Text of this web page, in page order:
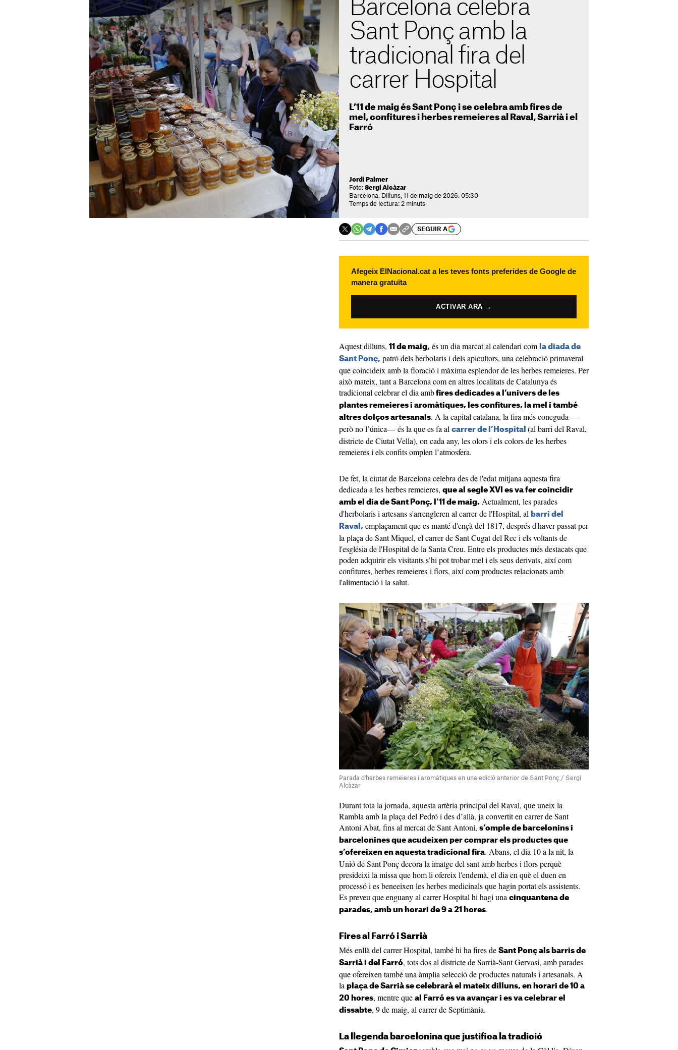
Barcelona celebra
Sant Ponç amb la
tradicional fira del
carrer Hospital
L’11 de maig és Sant Ponç i se celebra amb fires de
mel, confitures i herbes remeieres al Raval, Sarrià i el
Farró
Jordi Palmer
Foto: Sergi Alcàzar
Barcelona. Dilluns, 11 de maig de 2026. 05:30
Temps de lectura: 2 minuts
SEGUIR A
Afegeix ElNacional.cat a les teves fonts preferides de Google de
manera gratuïta
ACTIVAR ARA →
Aquest dilluns, 11 de maig, és un dia marcat al calendari com la diada de
Sant Ponç, patró dels herbolaris i dels apicultors, una celebració primaveral
que coincideix amb la floració i màxima esplendor de les herbes remeieres. Per
això mateix, tant a Barcelona com en altres localitats de Catalunya és
tradicional celebrar el dia amb fires dedicades a l’univers de les
plantes remeieres i aromàtiques, les confitures, la mel i també
altres dolços artesanals. A la capital catalana, la fira més coneguda —
però no l’única— és la que es fa al carrer de l’Hospital (al barri del Raval,
districte de Ciutat Vella), on cada any, les olors i els colors de les herbes
remeieres i els confits omplen l’atmosfera.
De fet, la ciutat de Barcelona celebra des de l'edat mitjana aquesta fira
dedicada a les herbes remeieres, que al segle XVI es va fer coincidir
amb el dia de Sant Ponç, l'11 de maig. Actualment, les parades
d'herbolaris i artesans s'arrengleren al carrer de l'Hospital, al barri del
Raval, emplaçament que es manté d'ençà del 1817, després d'haver passat per
la plaça de Sant Miquel, el carrer de Sant Cugat del Rec i els voltants de
l'església de l'Hospital de la Santa Creu. Entre els productes més destacats que
poden adquirir els visitants s’hi pot trobar mel i els seus derivats, així com
confitures, herbes remeieres i flors, així com productes relacionats amb
l'alimentació i la salut.
Parada d'herbes remeieres i aromàtiques en una edició anterior de Sant Ponç / Sergi
Alcàzar
Durant tota la jornada, aquesta artèria principal del Raval, que uneix la
Rambla amb la plaça del Pedró i des d’allà, ja convertit en carrer de Sant
Antoni Abat, fins al mercat de Sant Antoni, s’omple de barcelonins i
barcelonines que acudeixen per comprar els productes que
s’ofereixen en aquesta tradicional fira. Abans, el dia 10 a la nit, la
Unió de Sant Ponç decora la imatge del sant amb herbes i flors perquè
presideixi la missa que hom li ofereix l'endemà, el dia en què el duen en
processó i es beneeixen les herbes medicinals que hagin portat els assistents.
Es preveu que enguany al carrer Hospital hi hagi una cinquantena de
parades, amb un horari de 9 a 21 hores.
Fires al Farró i Sarrià
Més enllà del carrer Hospital, també hi ha fires de Sant Ponç als barris de
Sarrià i del Farró, tots dos al districte de Sarrià-Sant Gervasi, amb parades
que ofereixen també una àmplia selecció de productes naturals i artesanals. A
la plaça de Sarrià se celebrarà el mateix dilluns, en horari de 10 a
20 hores, mentre que al Farró es va avançar i es va celebrar el
dissabte, 9 de maig, al carrer de Septimània.
La llegenda barcelonina que justifica la tradició